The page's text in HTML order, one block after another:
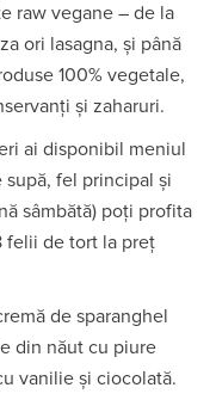
raw vegane – de la
ori lasagna, și până
100% vegetale,
și zaharuri.
ai disponibil meniul
supă, fel principal și
sâmbătă) poți profita
felii de tort la preț
de sparanghel
din năut cu piure
vanilie și ciocolată.